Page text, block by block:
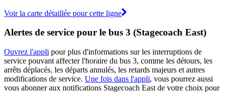
Voir la carte détaillée pour cette ligne
Alertes de service pour le bus 3 (Stagecoach East)
Ouvrez l'appli pour plus d'informations sur les interruptions de
service pouvant affecter l'horaire du bus 3, comme les détours, les
arrêts déplacés, les départs annulés, les retards majeurs et autres
modifications de service. Une fois dans l'appli, vous pourrez aussi
vous abonner aux notifications Stagecoach East de votre choix pour